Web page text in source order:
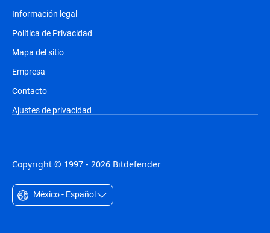
Información legal
Política de Privacidad
Mapa del sitio
Empresa
Contacto
Ajustes de privacidad
Copyright © 1997 - 2026 Bitdefender
México - Español